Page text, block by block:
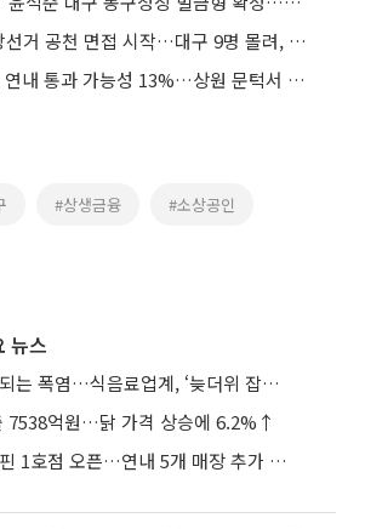
국민의힘 6·3 지방선거 공천 면접 시작…대구 9명 몰려, 서울·경기 '썰렁'
美 클래리티 법안 연내 통과 가능성 13%…상원 문턱서 제동
#상생금융 #소상공인
뉴스
입추 지나도 계속되는 폭염…식음료업계, ‘늦더위 잡기’ 전력 투구
7538억원…닭 가격 상승에 6.2%↑
컴포즈커피, 필리핀 1호점 오픈…연내 5개 매장 추가 출점